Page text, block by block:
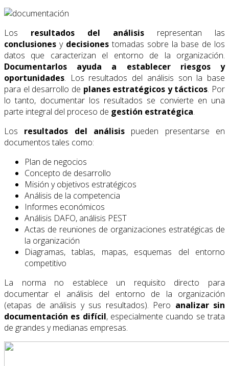
Los resultados del análisis representan las
conclusiones y decisiones tomadas sobre la base de los
datos que caracterizan el entorno de la organización.
Documentarlos ayuda a establecer riesgos y
oportunidades. Los resultados del análisis son la base
para el desarrollo de planes estratégicos y tácticos. Por
lo tanto, documentar los resultados se convierte en una
parte integral del proceso de gestión estratégica.
Los resultados del análisis pueden presentarse en
documentos tales como:
Plan de negocios
Concepto de desarrollo
Misión y objetivos estratégicos
Análisis de la competencia
Informes económicos
Análisis DAFO, análisis PEST
Actas de reuniones de organizaciones estratégicas de
la organización
Diagramas, tablas, mapas, esquemas del entorno
competitivo
La norma no establece un requisito directo para
documentar el análisis del entorno de la organización
(etapas de análisis y sus resultados). Pero analizar sin
documentación es difícil, especialmente cuando se trata
de grandes y medianas empresas.